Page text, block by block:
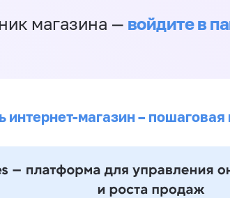
магазина — войдите в
интернет-магазин – пошаговая